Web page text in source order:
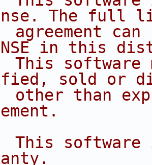
The full
agreement can
in this
This software
sold or
other than
This software